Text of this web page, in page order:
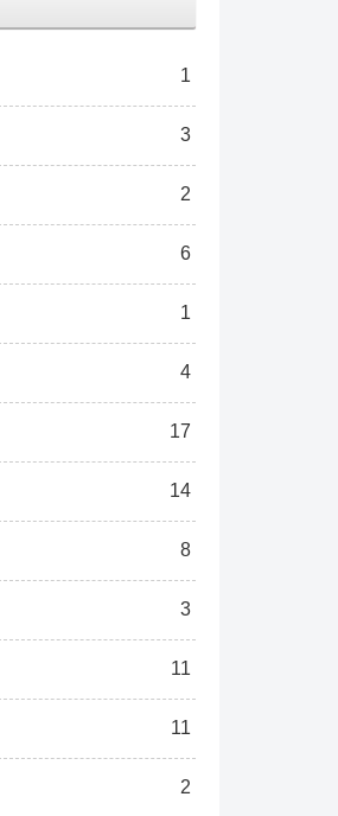
1
3
2
6
1
4
17
14
8
3
11
11
2